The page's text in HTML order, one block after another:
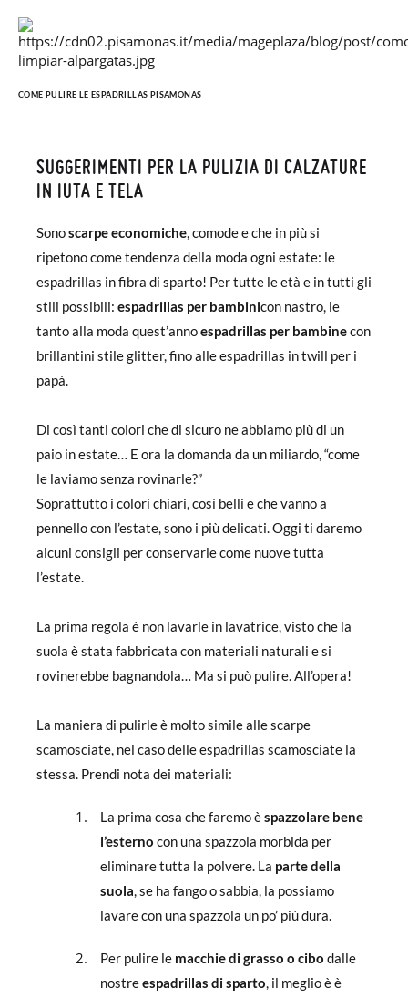
COME PULIRE LE ESPADRILLAS PISAMONAS
SUGGERIMENTI PER LA PULIZIA DI CALZATURE
IN IUTA E TELA
Sonoscarpe economiche, comode e che in più si
ripetono come tendenza della moda ogni estate: le
espadrillas in fibra di sparto! Per tutte le età e in tutti gli
stili possibili: espadrillas per bambinicon nastro, le
tanto alla moda quest’annoespadrillas per bambinecon
brillantini stile glitter, fino alle espadrillas in twill per i
papà.
Di così tanti colori che di sicuro ne abbiamo più di un
paio in estate… E ora la domanda da un miliardo, “come
le laviamo senza rovinarle?”
Soprattutto i colori chiari, così belli e che vanno a
pennello con l’estate, sono i più delicati. Oggi ti daremo
alcuni consigli per conservarle come nuove tutta
l’estate.
La prima regola è non lavarle in lavatrice, visto che la
suola è stata fabbricata con materiali naturali e si
rovinerebbe bagnandola… Ma si può pulire. All’opera!
La maniera di pulirle è molto simile alle scarpe
scamosciate, nel caso delle espadrillas scamosciate la
stessa. Prendi nota dei materiali:
La prima cosa che faremo èspazzolare bene
l’esterno con una spazzola morbida per
eliminare tutta la polvere. La parte della
suola, se ha fango o sabbia, la possiamo
lavare con una spazzola un po’ più dura.
Per pulire le macchie di grasso o cibo dalle
nostreespadrillas di sparto, il meglio è è